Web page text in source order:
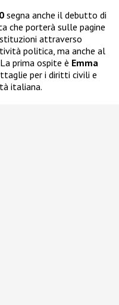
segna anche il debutto di
che porterà sulle pagine
attraverso
politica, ma anche al
prima ospite è Emma
per i diritti civili e
italiana.